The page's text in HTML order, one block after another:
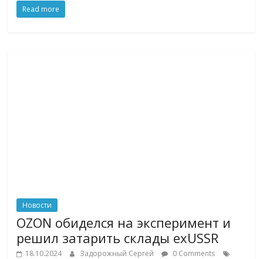
Read more
Новости
OZON обиделся на эксперимент и
решил затарить склады exUSSR
18.10.2024 Задорожный Сергей
0 Comments